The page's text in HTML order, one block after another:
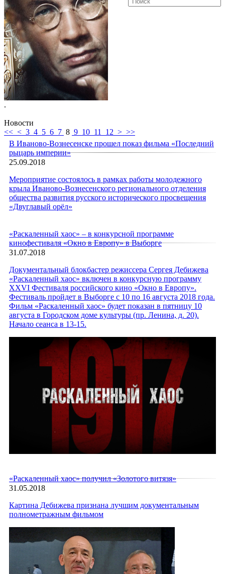
.
Новости
<< < 3 4 5 6 7 8 9 10 11 12 > >>
В Иваново-Вознесенске прошел показ фильма «Последний
рыцарь империи»
25.09.2018
Мероприятие состоялось в рамках работы молодежного
крыла Иваново-Вознесенского регионального отделения
общества развития русского исторического просвещения
«Двуглавый орёл»
«Раскаленный хаос» – в конкурсной программе
кинофестиваля «Окно в Европу» в Выборге
31.07.2018
Документальный блокбастер режиссера Сергея Дебижева
«Раскаленный хаос» включен в конкурсную программу
XXVI Фестиваля российского кино «Окно в Европу».
Фестиваль пройдет в Выборге с 10 по 16 августа 2018 года.
Фильм «Раскаленный хаос» будет показан в пятницу 10
августа в Городском доме культуры (пр. Ленина, д. 20).
Начало сеанса в 13-15.
«Раскаленный хаос» получил «Золотого витязя»
31.05.2018
Картина Дебижева признана лучшим документальным
полнометражным фильмом